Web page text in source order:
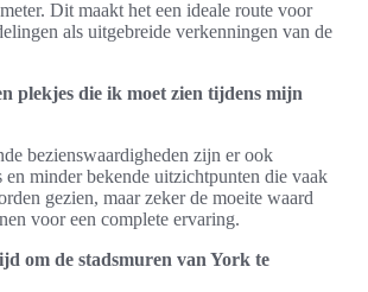
Dit maakt het een ideale route voor
als uitgebreide verkenningen van de
plekjes die ik moet zien tijdens mijn
bezienswaardigheden zijn er ook
en minder bekende uitzichtpunten die vaak
gezien, maar zeker de moeite waard
voor een complete ervaring.
om de stadsmuren van York te